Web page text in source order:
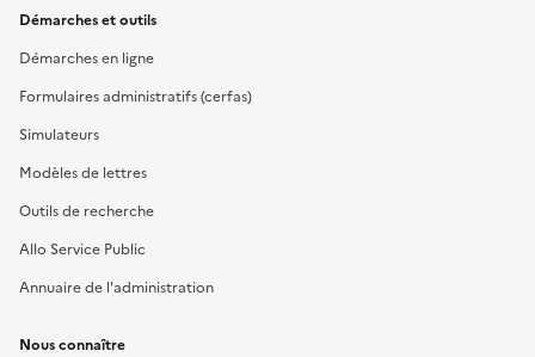
Démarches et outils
Démarches en ligne
Formulaires administratifs (cerfas)
Simulateurs
Modèles de lettres
Outils de recherche
Allo Service Public
Annuaire de l'administration
Nous connaître